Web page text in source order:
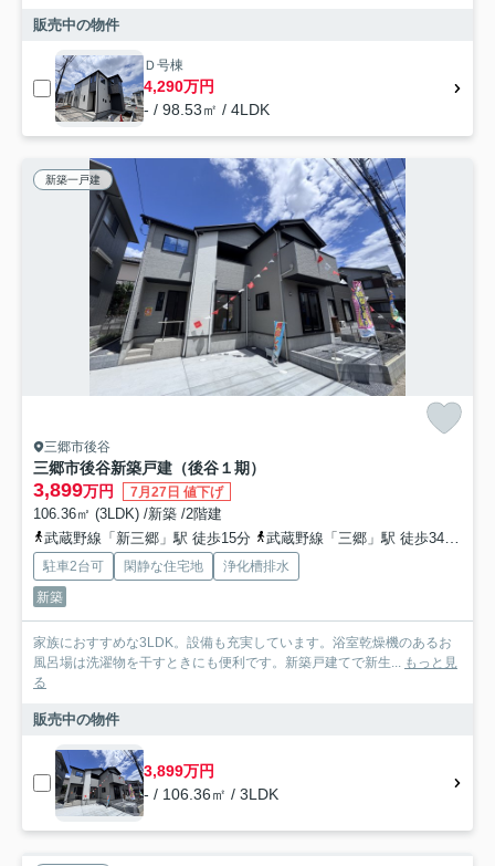
販売中の物件
Ｄ号棟
4,290万円
- / 98.53㎡ / 4LDK
新築一戸建
三郷市後谷
三郷市後谷新築戸建（後谷１期）
3,899万円 7月27日 値下げ
106.36㎡ (3LDK) /新築 /2階建
武蔵野線「新三郷」駅 徒歩15分
武蔵野線「三郷」駅 徒歩34分
駐車2台可 閑静な住宅地
浄化槽排水
新築
家族におすすめな3LDK。設備も充実しています。浴室乾燥機のあるお
風呂場は洗濯物を干すときにも便利です。新築戸建てで新生... もっと見
る
販売中の物件
3,899万円
- / 106.36㎡ / 3LDK